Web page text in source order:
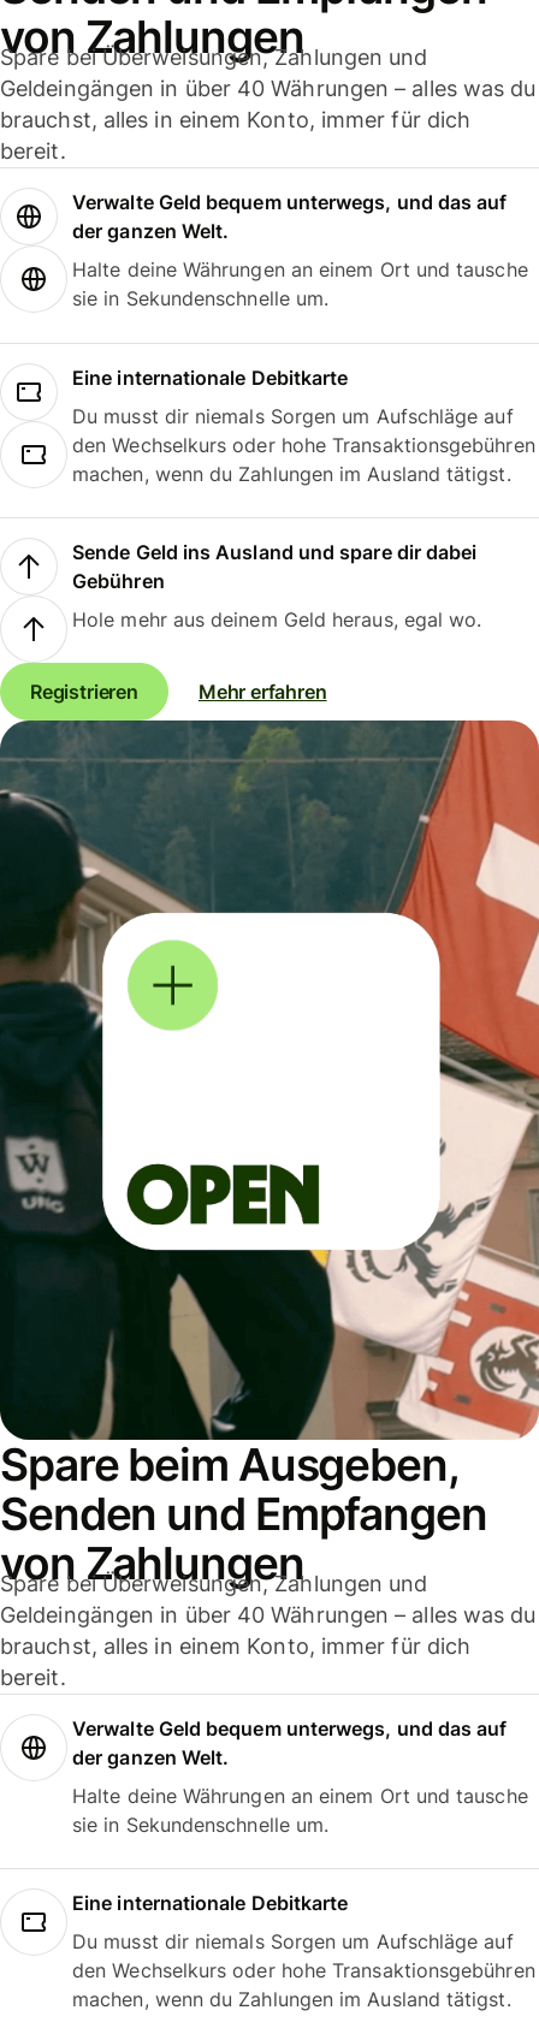
von Zahlungen
Spare bei Überweisungen, Zahlungen und
Geldeingängen in über 40 Währungen – alles was du
brauchst, alles in einem Konto, immer für dich
bereit.
Verwalte Geld bequem unterwegs, und das auf
der ganzen Welt.
Halte deine Währungen an einem Ort und tausche
sie in Sekundenschnelle um.
Eine internationale Debitkarte
Du musst dir niemals Sorgen um Aufschläge auf
den Wechselkurs oder hohe Transaktionsgebühren
machen, wenn du Zahlungen im Ausland tätigst.
Sende Geld ins Ausland und spare dir dabei
Gebühren
Hole mehr aus deinem Geld heraus, egal wo.
Registrieren Mehr erfahren
Spare beim Ausgeben,
Senden und Empfangen
von Zahlungen
Spare bei Überweisungen, Zahlungen und
Geldeingängen in über 40 Währungen – alles was du
brauchst, alles in einem Konto, immer für dich
bereit.
Verwalte Geld bequem unterwegs, und das auf
der ganzen Welt.
Halte deine Währungen an einem Ort und tausche
sie in Sekundenschnelle um.
Eine internationale Debitkarte
Du musst dir niemals Sorgen um Aufschläge auf
den Wechselkurs oder hohe Transaktionsgebühren
machen, wenn du Zahlungen im Ausland tätigst.